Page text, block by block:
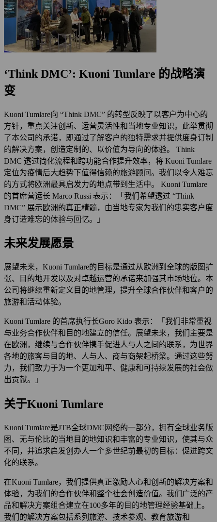
‘Think DMC’: Kuoni Tumlare 的战略演
变
Kuoni Tumlare向 “Think DMC” 的转型反映了以客户为中心的
方针，重点关注创新、运营灵活性和当地专业知识。此举贯彻
了本公司的承诺，即通过了解客户的独特需求并提供度身订制
的解决方案，创造定制的、以价值为导向的体验。 Think
DMC 透过简化流程和跨功能合作提升效率，将 Kuoni Tumlare
定位为疫情后大趋势下值得信赖的旅游顾问。我们以令人难忘
的方式将欧洲最具启发力的地点带到生活中。 Kuoni Tumlare
的首席营运长 Marco Russi 表示：「我们希望透过 “Think
DMC” 展示欧洲的真正精髓，由当地专家为我们的忠实客户度
身订造难忘的体验与回忆。」
未来发展愿景
展望未来，Kuoni Tumlare的目标是通过从欧洲到全球的版图扩
张、目的地开发以及对卓越运营的承诺来加强其市场地位。本
公司将继续重新定义目的地管理，提升全球合作伙伴和客户的
旅游和活动体验。
Kuoni Tumlare 的首席执行长Goro Kido 表示：「我们非常重视
与业务合作伙伴和目的地建立的信任。展望未来，我们主要是
在欧洲，继续与合作伙伴携手促进人与人之间的联系，为世界
各地的旅客与目的地、人与人、商与商架起桥梁。通过这些努
力，我们致力于为一个更加和平、健康和可持续发展的社会做
出贡献。」
关于Kuoni Tumlare
Kuoni Tumlare是JTB全球DMC网络的一部分，拥有全球业务版
图、无与伦比的当地目的地知识和丰富的专业知识，使其与众
不同，并追求启发创办人一个多世纪前最初的目标：促进跨文
化的联系。
在Kuoni Tumlare，我们提供真正激励人心和创新的解决方案和
体验，为我们的合作伙伴和整个社会创造价值。我们广泛的产
品和解决方案组合建立在100多年的目的地管理经验基础上。
我们的解决方案包括系列旅游、技术参观、教育旅游和